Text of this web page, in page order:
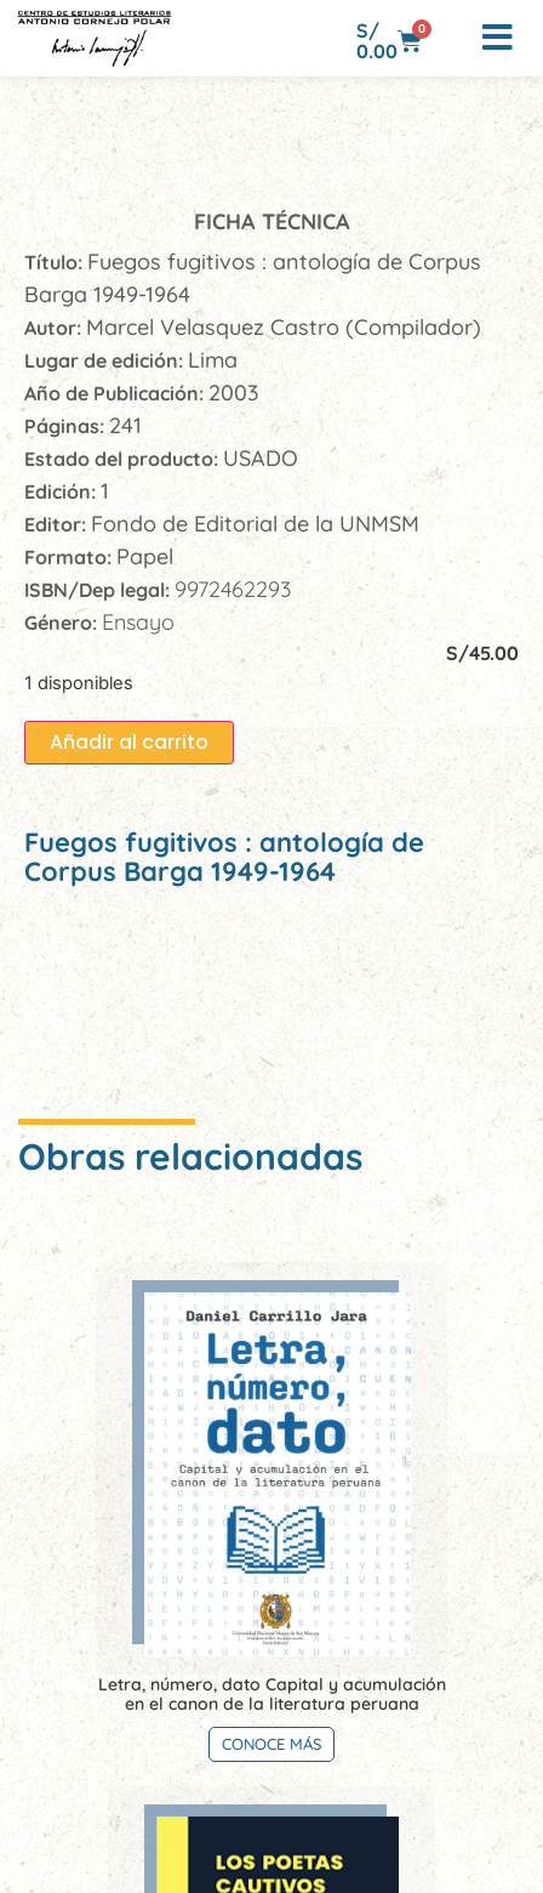
S/
0.00
0
FICHA TÉCNICA
Título: Fuegos fugitivos : antología de Corpus
Barga 1949-1964
Autor: Marcel Velasquez Castro (Compilador)
Lugar de edición: Lima
Año de Publicación:2003
Páginas: 241
Estado del producto: USADO
Edición: 1
Editor: Fondo de Editorial de la UNMSM
Formato: Papel
ISBN/Dep legal: 9972462293
Género: Ensayo
S/45.00
1 disponibles
Añadir al carrito
Fuegos fugitivos : antología de
Corpus Barga 1949-1964
Obras relacionadas
Letra, número, dato Capital y acumulación
en el canon de la literatura peruana
CONOCE MÁS